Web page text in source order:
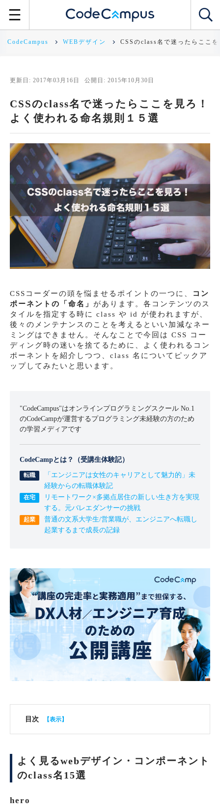
CodeCampus WEBデザイン CSSのclass名で迷ったらここ
更新日: 2017年03月16日 公開日: 2015年10月30日
CSSのclass名で迷ったらここを見ろ！
よく使われる命名規則１５選
CSSコーダーの頭を悩ませるポイントの一つに、
コン
ポーネントの「命名」 があります。各コンテンツのス
タイルを指定する時に class や id が使われますが、
後々のメンテナンスのことを考えるといい加減なネー
ミングはできません。そんなことで今回は CSS コー
ディング時の迷いを捨てるために、よく使われるコン
ポーネントを紹介しつつ、class 名についてピックア
ップしてみたいと思います。
"CodeCampus"はオンラインプログラミングスクール No.1
のCodeCampが運営するプログラミング未経験の方のため
の学習メディアです
CodeCampとは？（受講生体験記）
「エンジニアは女性のキャリアとして魅力的」未
経験からの転職体験記
リモートワーク×多拠点居住の新しい生き方を実現
する。元バレエダンサーの挑戦
普通の文系大学生/営業職が、エンジニアへ転職し
起業するまで成長の記録
目次
よく見るwebデザイン・コンポーネント
のclass名15選
hero